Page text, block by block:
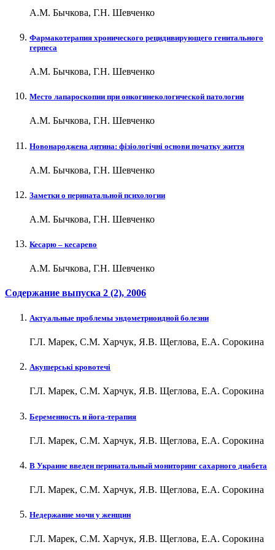
А.М. Бычкова, Г.Н. Шевченко
Фармакотерапия хронического рецидивирующего генитального
герпеса
А.М. Бычкова, Г.Н. Шевченко
Место лапароскопии при онкогинекологической патологии
А.М. Бычкова, Г.Н. Шевченко
Новонароджена дитина: фізіологічні основи початку життя
А.М. Бычкова, Г.Н. Шевченко
Заметки о перинатальной психологии
А.М. Бычкова, Г.Н. Шевченко
Кесарю – кесарево
А.М. Бычкова, Г.Н. Шевченко
Содержание выпуска 2 (2), 2006
Актуальные проблемы эндометриоидной болезни
Г.Л. Марек, С.М. Харчук, Я.В. Щеглова, Е.А. Сорокина
Акушерські кровотечі
Г.Л. Марек, С.М. Харчук, Я.В. Щеглова, Е.А. Сорокина
Беременность и йога-терапия
Г.Л. Марек, С.М. Харчук, Я.В. Щеглова, Е.А. Сорокина
В Украине введен перинатальный мониторинг сахарного диабета
Г.Л. Марек, С.М. Харчук, Я.В. Щеглова, Е.А. Сорокина
Недержание мочи у женщин
Г.Л. Марек, С.М. Харчук, Я.В. Щеглова, Е.А. Сорокина